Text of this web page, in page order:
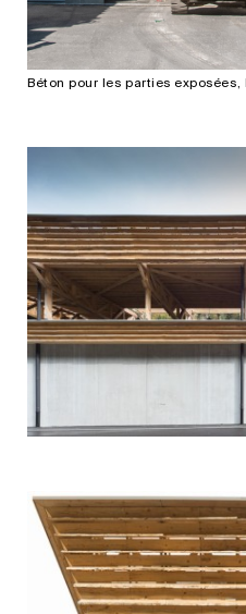
Béton pour les parties